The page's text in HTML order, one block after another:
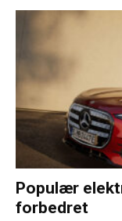
Populær
forbedret